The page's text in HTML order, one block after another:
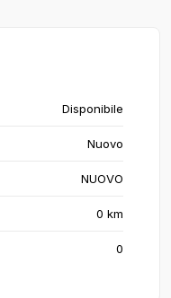
Disponibile
Nuovo
NUOVO
0 km
0